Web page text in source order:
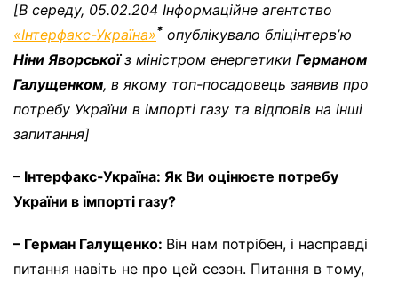
[В середу, 05.02.204 Інформаційне агентство
«Інтерфакс-Україна»* опублікувало бліцінтервʼю
Ніни Яворськоїз міністром енергетики Германом
Галущенком, в якому топ-посадовець заявив про
потребу України в імпорті газу та відповів на інші
запитання]
– Інтерфакс-Україна: Як Ви оцінюєте потребу
України в імпорті газу?
– Герман Галущенко: Він нам потрібен, і насправді
питання навіть не про цей сезон. Питання в тому,